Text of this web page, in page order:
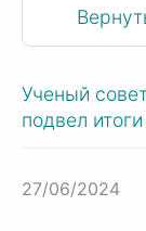
Ученый
подвел
27/06/2024